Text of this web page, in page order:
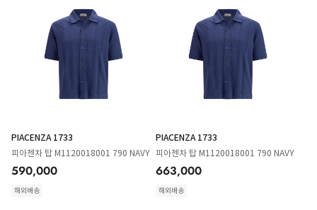
PIACENZA 1733
피아젠차 탑 M1120018001 790 NAVY
590,000
해외배송
PIACENZA 1733
피아젠차 탑 M1120018001 790 NAVY
663,000
해외배송